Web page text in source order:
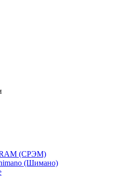
(СРЭМ)
(Шимано)